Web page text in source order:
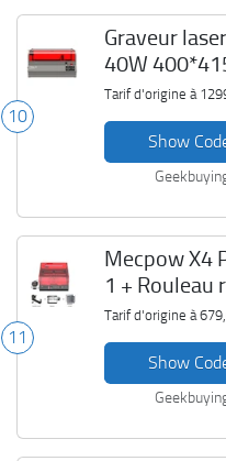
10
Graveur
40W
Tarif d'origine à
Show
11
Mecpow X4
1 + Rouleau
Mandrin
Tarif d'origine à
Show